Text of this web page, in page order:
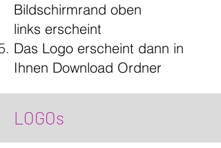
Bildschirmrand oben
links erscheint
Das Logo erscheint dann in
Ihnen Download Ordner
LOGOs